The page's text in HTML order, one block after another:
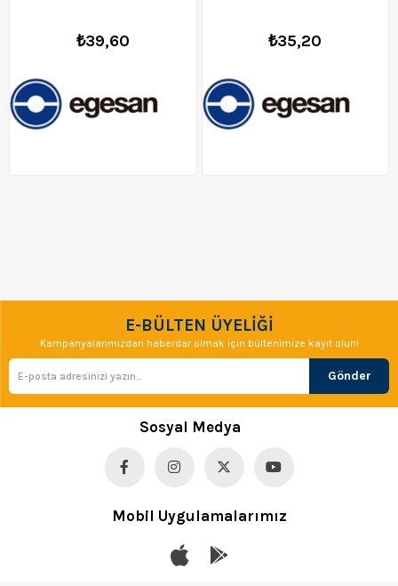
₺39,60 ₺35,20
E-BÜLTEN ÜYELİĞİ
Kampanyalarımızdan haberdar olmak için bültenimize kayıt olun!
Gönder
Sosyal Medya
Mobil Uygulamalarımız